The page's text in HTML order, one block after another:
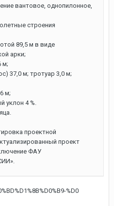
вантовое, однопилонное,
строения
89,5 м в виде
арки;
м;
37,0 м; тротуар 3,0 м;
м;
уклон 4 %.
проектной
проект
ФАУ